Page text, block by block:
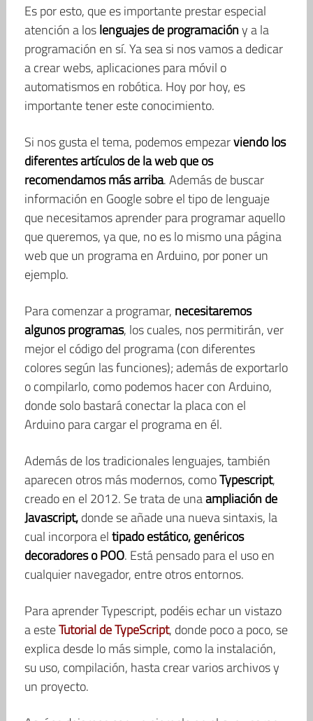
Es por esto, que es importante prestar especial
atención a loslenguajes de programacióny a la
programación en sí. Ya sea si nos vamos a dedicar
a crear webs, aplicaciones para móvil o
automatismos en robótica. Hoy por hoy, es
importante tener este conocimiento.
Si nos gusta el tema, podemos empezarviendo los
diferentes artículos de la web que os
recomendamos más arriba. Además de buscar
información en Google sobre el tipo de lenguaje
que necesitamos aprender para programar aquello
que queremos, ya que, no es lo mismo una página
web que un programa en Arduino, por poner un
ejemplo.
Para comenzar a programar, necesitaremos
algunos programas, los cuales, nos permitirán, ver
mejor el código del programa (con diferentes
colores según las funciones); además de exportarlo
o compilarlo, como podemos hacer con Arduino,
donde solo bastará conectar la placa con el
Arduino para cargar el programa en él.
Además de los tradicionales lenguajes, también
aparecen otros más modernos, comoTypescript,
creado en el 2012. Se trata de unaampliación de
Javascript,donde se añade una nueva sintaxis, la
cual incorpora eltipado estático, genéricos
decoradores o POO. Está pensado para el uso en
cualquier navegador, entre otros entornos.
Para aprender Typescript, podéis echar un vistazo
a esteTutorial de TypeScript, donde poco a poco, se
explica desde lo más simple, como la instalación,
su uso, compilación, hasta crear varios archivos y
un proyecto.